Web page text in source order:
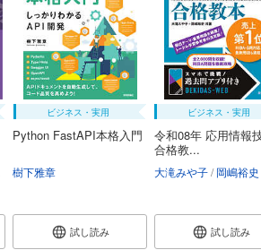
ULSコンサルティング 水谷雅宏 口村典子
ビジネス・実用
Python FastAPI本格入門
樹下雅章
試し読み
ビジネス・実用
令和08年 応用情報
合格教...
大滝みや子 岡嶋裕史
試し読み